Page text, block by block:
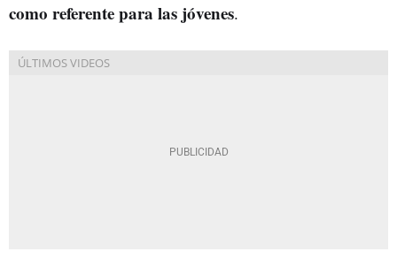
como referente para las jóvenes.